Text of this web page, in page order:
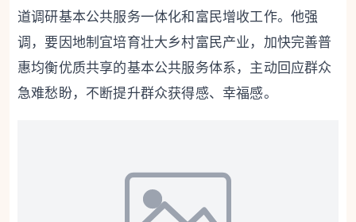
道调研基本公共服务一体化和富民增收工作。他强
调，要因地制宜培育壮大乡村富民产业，加快完善普
惠均衡优质共享的基本公共服务体系，主动回应群众
急难愁盼，不断提升群众获得感、幸福感。